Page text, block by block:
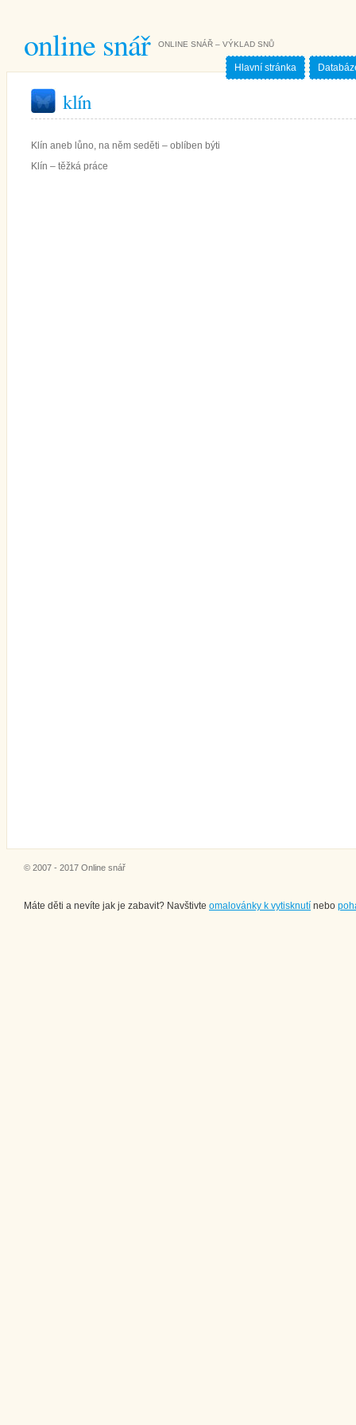
online snář ONLINE SNÁŘ – VÝKLAD SNŮ
Hlavní stránka
klín
Klín aneb lůno, na něm seděti – oblíben býti
Klín – těžká práce
© 2007 - 2017 Online snář
Máte děti a nevíte jak je zabavit? Navštivte omalovánky k vytisknutí nebo